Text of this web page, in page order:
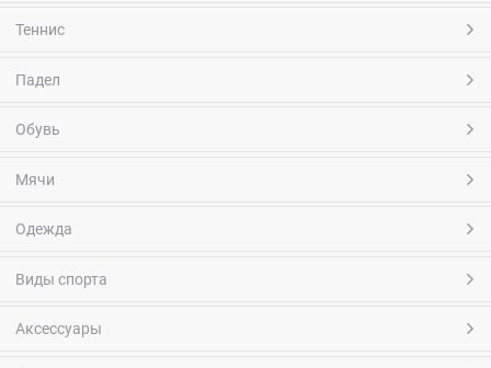
Теннис
Падел
Обувь
Мячи
Одежда
Виды спорта
Аксессуары